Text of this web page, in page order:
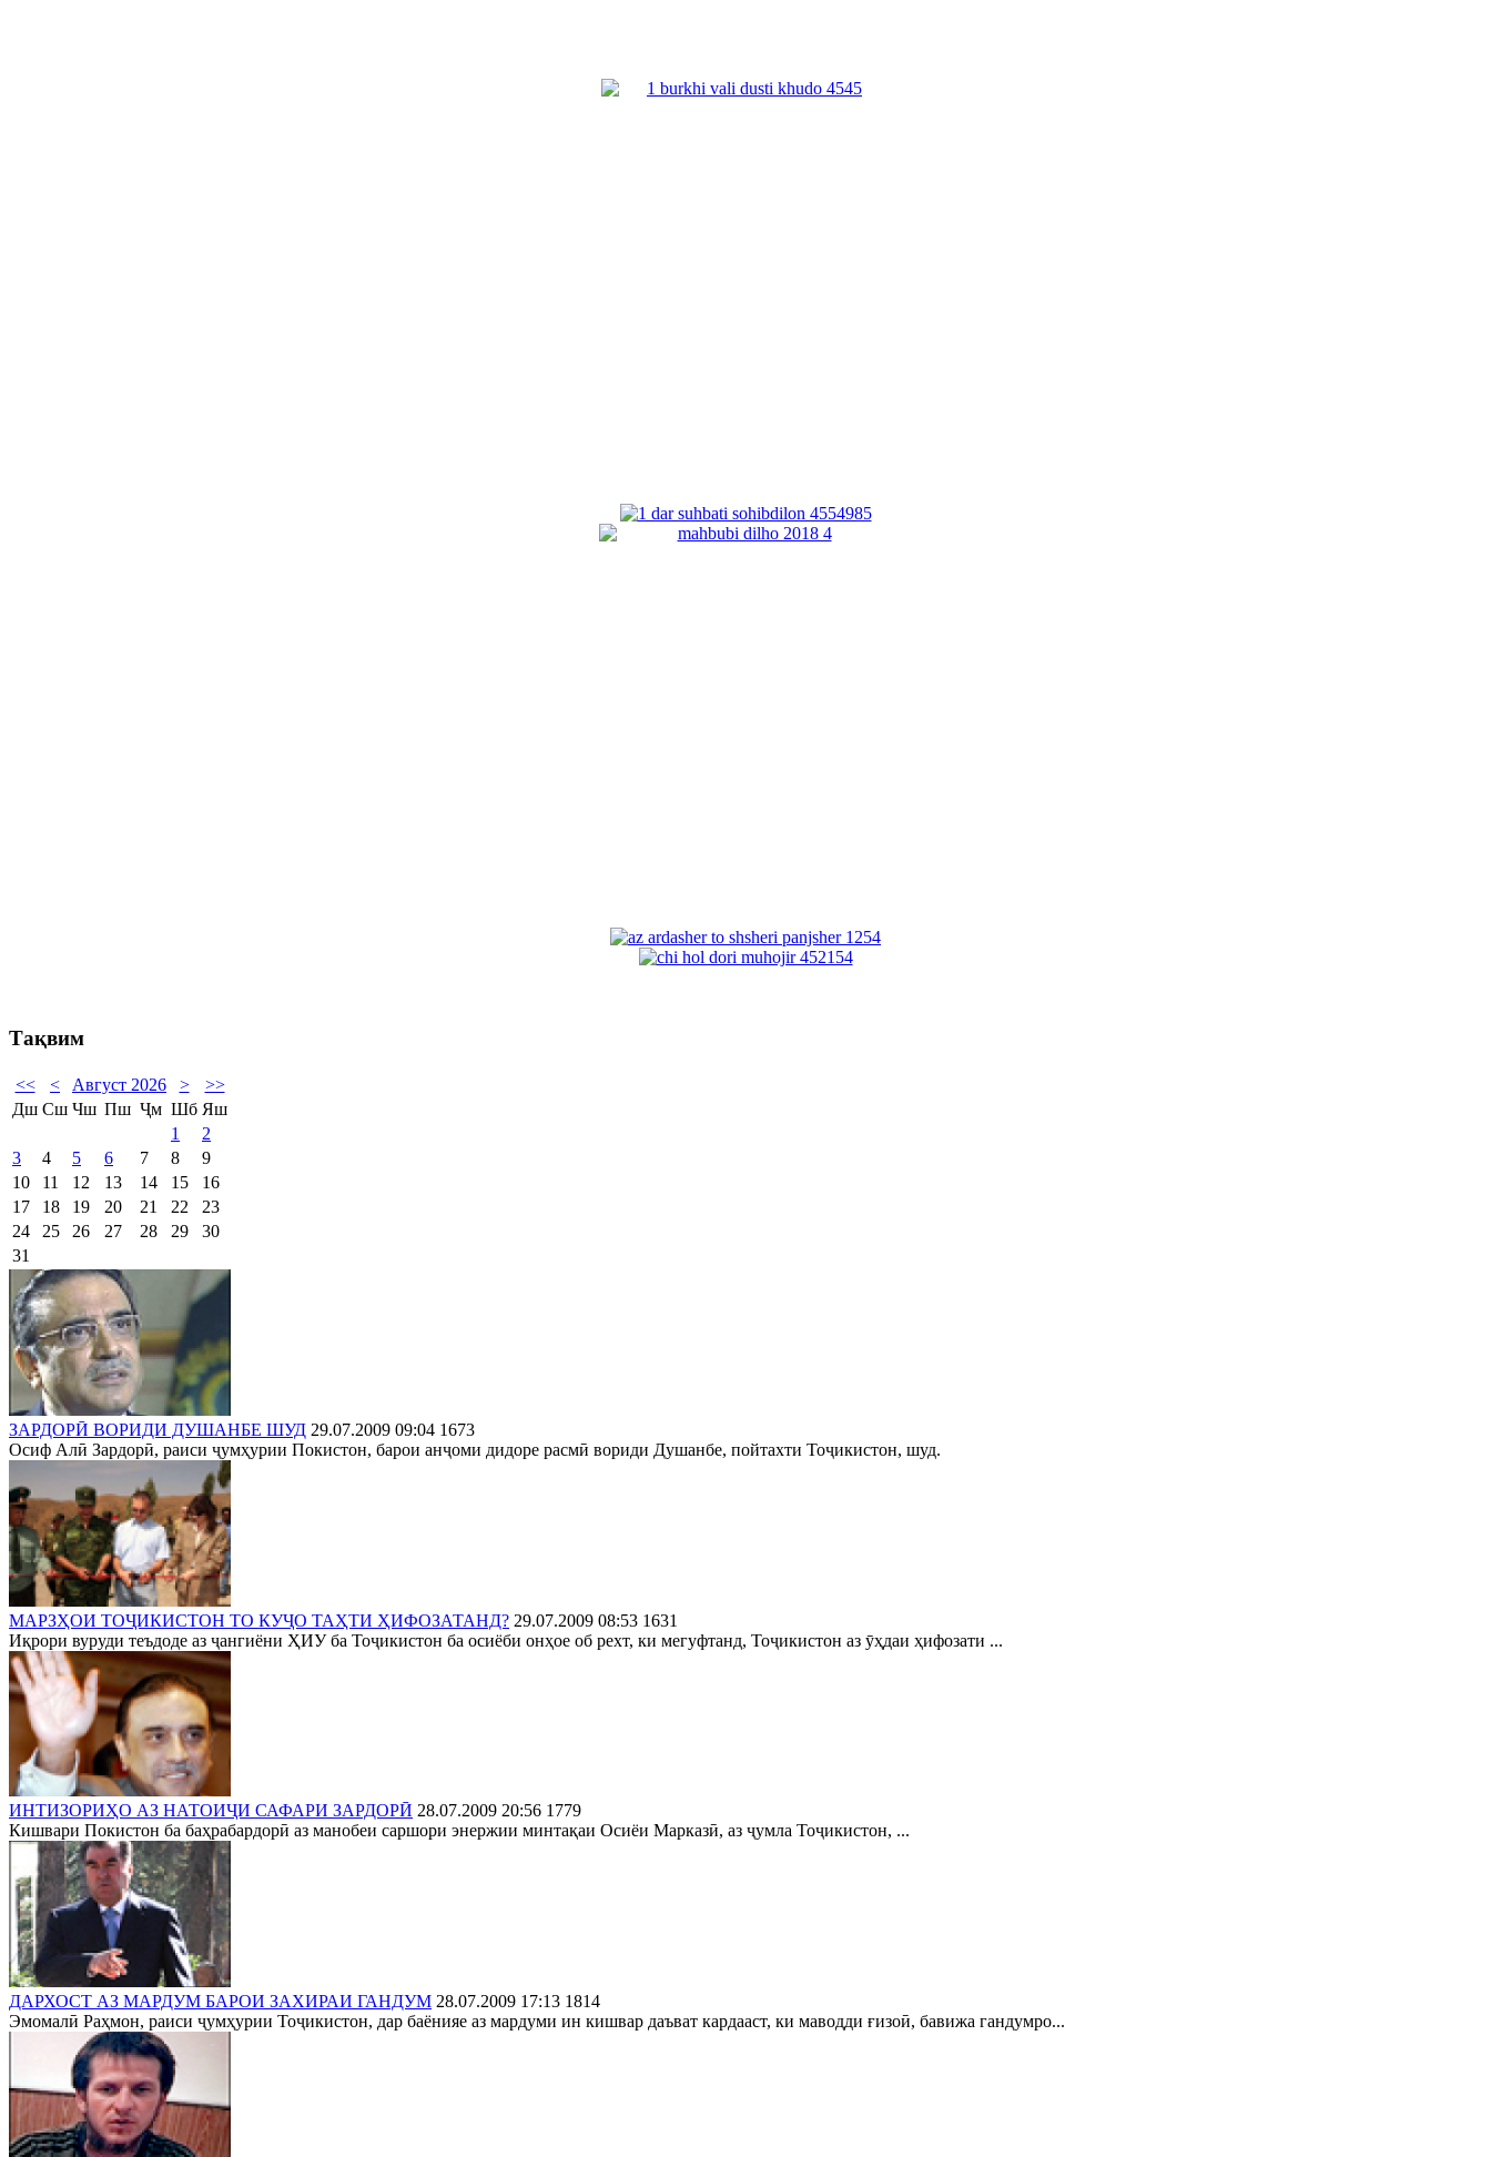
Тақвим
<< < Август 2026 >
>>
Дш Сш Чш Пш Ҷм Шб Яш
1
2
3
4 5 6 7 8
9
10
11 12 13 14 15
16
17
18 19 20 21 22
23
24
25 26 27 28 29
30
31
ЗАРДОРӢ ВОРИДИ ДУШАНБЕ ШУД 29.07.2009 09:04 1673
Осиф Алӣ Зардорӣ, раиси ҷумҳурии Покистон, барои анҷоми дидоре расмӣ вориди Душанбе, пойтахти Тоҷикистон, шуд.
МАРЗҲОИ ТОҶИКИСТОН ТО КУҶО ТАҲТИ ҲИФОЗАТАНД? 29.07.2009 08:53 1631
Иқрори вуруди теъдоде аз ҷангиёни ҲИУ ба Тоҷикистон ба осиёби онҳое об рехт, ки мегуфтанд, Тоҷикистон аз ӯҳдаи ҳифозати ...
ИНТИЗОРИҲО АЗ НАТОИҶИ САФАРИ ЗАРДОРӢ 28.07.2009 20:56 1779
Кишвари Покистон ба баҳрабардорӣ аз манобеи саршори энержии минтақаи Осиёи Марказӣ, аз ҷумла Тоҷикистон, ...
ДАРХОСТ АЗ МАРДУМ БАРОИ ЗАХИРАИ ГАНДУМ 28.07.2009 17:13 1814
Эмомалӣ Раҳмон, раиси ҷумҳурии Тоҷикистон, дар баёнияе аз мардуми ин кишвар даъват кардааст, ки маводди ғизоӣ, бавижа гандумро...